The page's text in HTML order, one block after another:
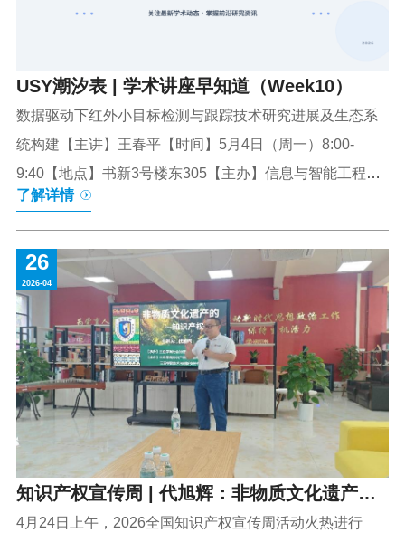
USY潮汐表 | 学术讲座早知道（Week10）
数据驱动下红外小目标检测与跟踪技术研究进展及生态系
统构建【主讲】王春平【时间】5月4日（周一）8:00-
9:40【地点】书新3号楼东305【主办】信息与智能工程学
院多源数据融合驱动的国家公园森林碳储量估测研究【主
讲】蹇凯【时间】5月6日（周三）16:00-17:30【地点】书
新4号楼4A04【主办】信息与智能工程学院耳听为虚，眼
见为实【主讲】刘希平【时间】5月6日（周三）19:00-
20:30【地点】学生中心学业大厅【主办】旅游与大健康学
院海南自贸港建设下绿色金融发展趋势及展望【主讲】刘
恩志【时间】5月7日（周四）14:00-15:00【地点】书新3
号楼东405【主办】商学院制度型开放背景下海南与RCEP
成员国数字经济国际合作【主讲】樊杰【时间】5月7日
（周四...
了解详情
26
2026-04
知识产权宣传周 | 代旭辉：非物质文化遗产的
知识产权保护
4月24日上午，2026全国知识产权宣传周活动火热进行